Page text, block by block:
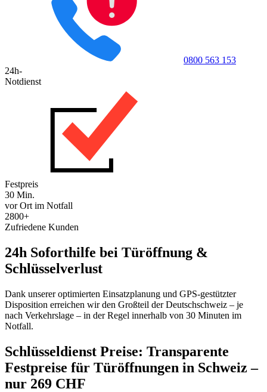
0800 563 153
24h-
Notdienst
Festpreis
30 Min.
vor Ort im Notfall
2800+
Zufriedene Kunden
24h Soforthilfe bei Türöffnung &
Schlüsselverlust
Dank unserer optimierten Einsatzplanung und GPS-gestützter
Disposition erreichen wir den Großteil der Deutschschweiz – je
nach Verkehrslage – in der Regel innerhalb von 30 Minuten im
Notfall.
Schlüsseldienst Preise: Transparente
Festpreise für Türöffnungen in Schweiz –
nur 269 CHF